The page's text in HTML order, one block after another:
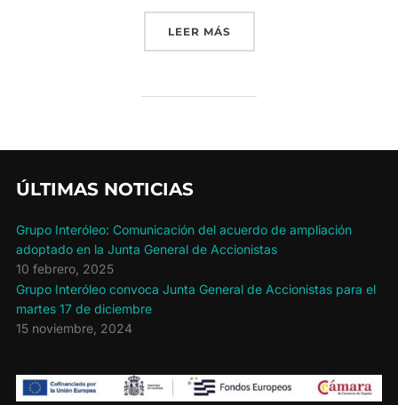
LEER MÁS«UNA JORNADA ABORDA
ÚLTIMAS NOTICIAS
Grupo Interóleo: Comunicación del acuerdo de ampliación
adoptado en la Junta General de Accionistas
10 febrero, 2025
Grupo Interóleo convoca Junta General de Accionistas para el
martes 17 de diciembre
15 noviembre, 2024